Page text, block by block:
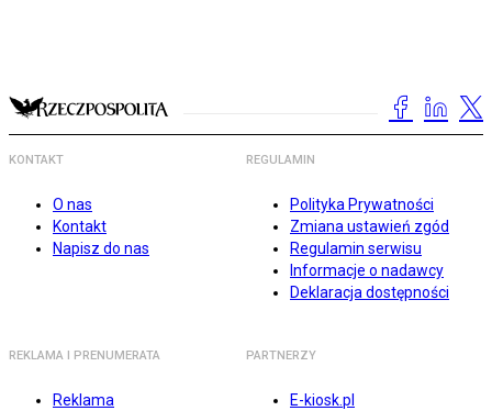
KONTAKT
O nas
Kontakt
Napisz do nas
REGULAMIN
Polityka Prywatności
Zmiana ustawień zgód
Regulamin serwisu
Informacje o nadawcy
Deklaracja dostępności
REKLAMA I PRENUMERATA
Reklama
PARTNERZY
E-kiosk.pl